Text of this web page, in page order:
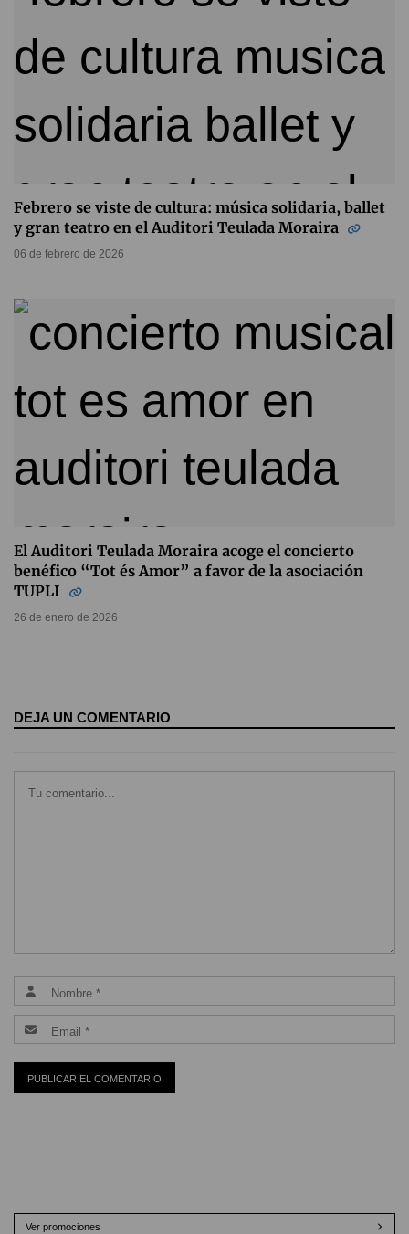
Febrero se viste de cultura: música solidaria, ballet
y gran teatro en el Auditori Teulada Moraira
06 de febrero de 2026
El Auditori Teulada Moraira acoge el concierto
benéfico “Tot és Amor” a favor de la asociación
TUPLI
26 de enero de 2026
DEJA UN COMENTARIO
Ver promociones